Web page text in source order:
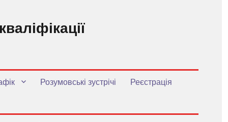
Розумовські зустрічі Реєстрація